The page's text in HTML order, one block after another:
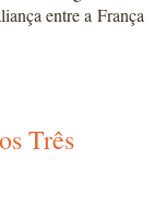
entre a França
Três